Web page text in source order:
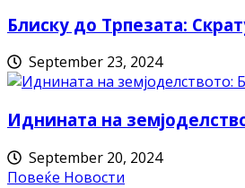
Блиску до Трпезата:
September 23, 2024
Иднината на
September 20, 2024
Повеќе Новости